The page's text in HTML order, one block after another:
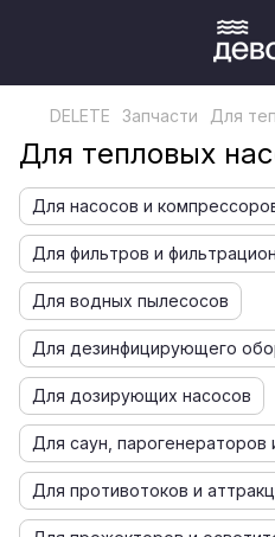
DELETE Запчасти Для
Для тепловых
Для насосов и
Для фильтров и
Для водных пылесосов
Для дезинфицирующего
Для дозирующих насосов
Для саун, парогенераторов
Для противотоков и